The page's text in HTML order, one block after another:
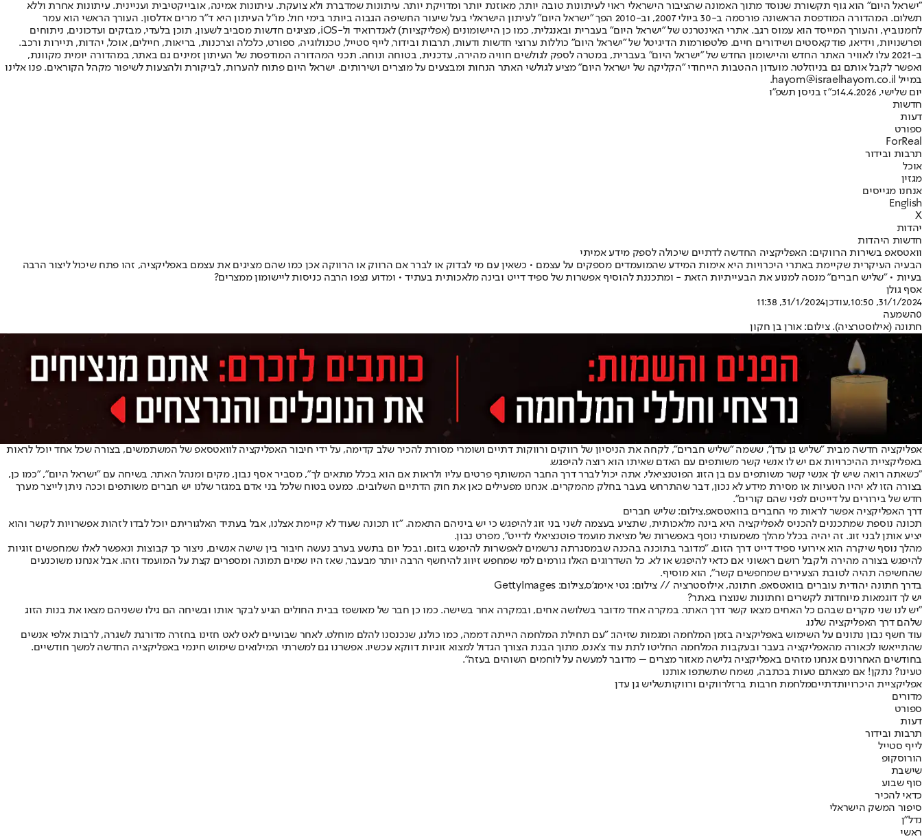
"ישראל היום" הוא גוף תקשורת שנוסד מתוך האמונה שהציבור הישראלי ראוי לעיתונות טובה יותר, מאוזנת יותר ומדויקת יותר. עיתונות שמדברת ולא צועקת. עיתונות אמינה, אובייקטיבית ועניינית. עיתונות אחרת וללא
תשלום. המהדורה המודפסת הראשונה פורסמה ב-30 ביולי 2007, וב-2010 הפך "ישראל היום" לעיתון הישראלי בעל שיעור החשיפה הגבוה ביותר בימי חול. מו"ל העיתון היא ד"ר מרים אדלסון. העורך הראשי הוא עמר
לחמנוביץ, והעורך המייסד הוא עמוס רגב. אתרי האינטרנט של "ישראל היום" בעברית ובאנגלית, כמו כן היישומונים (אפליקציות) לאנדרואיד ול-iOS, מציגים חדשות מסביב לשעון, תוכן בלעדי, מבזקים ועדכונים, ניתוחים
ופרשנויות, וידיאו, פודקאסטים ושידורים חיים. פלטפורמות הדיגיטל של "ישראל היום" כוללות ערוצי חדשות ודעות, תרבות ובידור, לייף סטייל, טכנולוגיה, ספורט, כלכלה וצרכנות, בריאות, חיילים, אוכל, יהדות, תיירות ורכב.
ב-2021 עלו לאוויר האתר החדש והיישומון החדש של "ישראל היום" בעברית, במטרה לספק לגולשים חוויה מהירה, עדכנית, בטוחה ונוחה. תכני המהדורה המודפסת של העיתון זמינים גם באתר, במהדורה יומית מקוונת,
ואפשר לקבל אותם גם בניוזלטר. מועדון ההטבות הייחודי "הקליקה של ישראל היום" מציע לגולשי האתר הנחות ומבצעים על מוצרים ושירותים. ישראל היום פתוח להערות, לביקורת ולהצעות לשיפור מקהל הקוראים. פנו אלינו
במייל hayom@israelhayom.co.il.
יום שלישי, 14.4.2026
כ"ז בניסן תשפ"ו
חדשות
דעות
ספורט
ForReal
תרבות ובידור
אוכל
מגזין
אנחנו מגייסים
English
X
יהדות
חדשות היהדות
וואטסאפ בשירות הרווקים: האפליקציה החדשה לדתיים שיכולה לספק מידע אמיתי
הבעיה העיקרית שקיימת באתרי היכרויות היא אימות המידע שהמועמדים מספקים על עצמם • כשאין עם מי לבדוק או לברר אם הרווק או הרווקה אכן כמו שהם מציגים את עצמם באפליקציה, זהו פתח שיכול ליצור הרבה
בעיות • "שליש חברים" מנסה למנוע את הבעייתיות הזאת - ומתכננת להוסיף אפשרות של ספיד דייט ובינה מלאכותית בעתיד • ומדוע נצפו הרבה כניסות ליישומון ממצרים?
אסף גולן
31/1/2024, 10:50
,עודכן31/1/2024, 11:38
0השמעה
חתונה (אילוסטרציה). צילום: אורן בן חקון
אפליקציה חדשה מבית "שליש גן עדן", ששמה "שליש חברים", לקחה את הניסיון של רווקים ורווקות דתיים ושומרי מסורת להכיר שלב קדימה, על ידי חיבור האפליקציה לוואטסאפ של המשתמשים, בצורה שכל אחד יוכל לראות
באפליקציית ההיכרויות אם יש לו אנשי קשר משותפים עם האדם שאיתו הוא רוצה להיפגש.
"כשאתה רואה שיש לך אנשי קשר משותפים עם בן הזוג הפוטנציאלי, אתה יכול לברר דרך החבר המשותף פרטים עליו ולראות אם הוא בכלל מתאים לך", מסביר אסף נבון, מקים ומנהל האתר, בשיחה עם "ישראל היום", "כמו כן,
בצורה הזו לא יהיו הטעיות או מסירת מידע לא נכון, דבר שהתרחש בעבר בחלק מהמקרים. אנחנו מפעילים כאן את חוק הדתיים השלובים. כמעט בטוח שלכל בני אדם במגזר שלנו יש חברים משותפים וככה ניתן לייצר מערך
חדש של בירורים על דייטים לפני שהם קורים".
דרך האפליקציה אפשר לראות מי החברים בוואטסאפ,צילום: שליש חברים
תכונה נוספת שמתכננים להכניס לאפליקציה היא בינה מלאכותית, שתציע בעצמה לשני בני זוג להיפגש כי יש ביניהם התאמה. "זו תכונה שעוד לא קיימת אצלנו, אבל בעתיד האלגוריתם יוכל לבדו לזהות אפשרויות לקשר והוא
יציע אותן לבני זוג. זה יהיה בכלל מהלך משמעותי נוסף באפשרות של מציאת מועמד פוטנציאלי לדייט", מפרט נבון.
מהלך נוסף שיקרה הוא אירועי ספיד דייט דרך הזום. "מדובר בתוכנה בהכנה שבמסגרתה נרשמים לאפשרות להיפגש בזום, ובכל יום בתשע בערב נעשה חיבור בין שישה אנשים, ניצור כך קבוצות ונאפשר לאלו שמחפשים זוגיות
להיפגש בצורה מהירה ולקבל רושם ראשוני אם כדאי להיפגש או לא. כל השדרוגים האלו גורמים למי שמחפש זיווג להיחשף הרבה יותר מבעבר, שאז היו שמים תמונה ומספרים קצת על המועמד וזהו. אבל אנחנו משוכנעים
שהחשיפה תהיה לטובת הצעירים שמחפשים קשר", הוא מוסיף.
בדרך חתונה יהודית עוברים בוואטסאפ. חתונה, אילוסטרציה // צילום: גטי אימג'ס,צילום: GettyImages
יש לך דוגמאות מיוחדות לקשרים וחתונות שנוצרו באתר?
"יש לנו שני מקרים שבהם כל האחים מצאו קשר דרך האתר. במקרה אחד מדובר בשלושה אחים, ובמקרה אחר בשישה. כמו כן חבר של מאושפז בבית החולים הגיע לבקר אותו ובשיחה הם גילו ששניהם מצאו את בנות הזוג
שלהם דרך האפליקציה שלנו.
עוד חשף נבון נתונים על השימוש באפליקציה בזמן המלחמה ומגמות שזיהו: "עם תחילת המלחמה הייתה דממה, כמו כולנו, שנכנסנו להלם מוחלט. לאחר שבועיים לאט לאט חזינו בחזרה מדורגת לשגרה, לרבות אלפי אנשים
שהתייאשו לכאורה מהאפליקציה בעבר ובעקבות המלחמה החליטו לתת עוד צ'אנס, מתוך הבנת הצורך הגדול למצוא זוגיות דווקא עכשיו. אפשרנו גם למשרתי המילואים שימוש חינמי באפליקציה החדשה למשך חודשיים.
בחודשים האחרונים אנחנו מזהים באפליקציה גלישה מאזור מצרים – מדובר למעשה על לוחמים השוהים בעזה".
טעינו? נתקן! אם מצאתם טעות בכתבה, נשמח שתשתפו אותנו
אפליקציית היכרויותדתייםמלחמת חרבות ברזלרווקים ורווקותשליש גן עדן
מדורים
ספורט
דעות
תרבות ובידור
לייף סטייל
הורוסקופ
שישבת
סוף שבוע
כדאי להכיר
סיפור המשק הישראלי
נדל"ן
ראשי